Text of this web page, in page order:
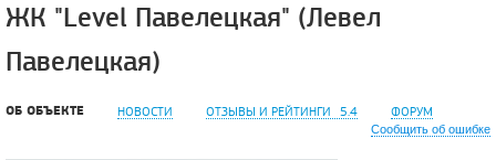
ЖК "Level Павелецкая" (Левел
Павелецкая)
ОБ ОБЪЕКТЕ НОВОСТИ ОТЗЫВЫ И РЕЙТИНГИ 5.4 ФОРУМ
Сообщить об ошибке